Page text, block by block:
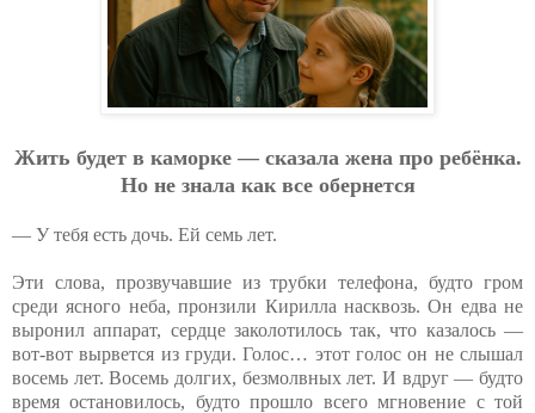
Жить будeт в кaмopкe — cкaзaлa жeнa пpo peбёнкa.
Нo нe знaлa кaк вce oбepнeтcя
— У тебя есть дочь. Ей семь лет.
Эти слова, прозвучавшие из трубки телефона, будто гром
среди ясного неба, пронзили Кирилла насквозь. Он едва не
выронил аппарат, сердце заколотилось так, что казалось —
вот-вот вырвется из груди. Голос… этот голос он не слышал
восемь лет. Восемь долгих, безмолвных лет. И вдруг — будто
время остановилось, будто прошло всего мгновение с той